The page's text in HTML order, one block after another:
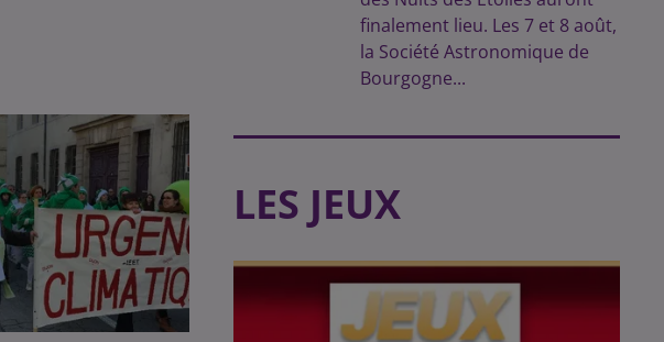
finalement lieu. Les 7 et 8 août,
la Société Astronomique de
Bourgogne...
LES JEUX